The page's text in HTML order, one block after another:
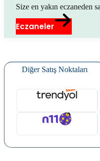
Size en yakın eczaneden
Eczaneler
Diğer Satış Noktaları